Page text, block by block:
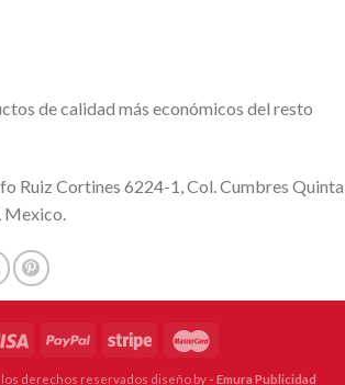
de calidad más económicos del resto
Ruiz Cortines 6224-1, Col. Cumbres Quinta
Mexico.
los derechos reservados diseño by - Emura Publicidad